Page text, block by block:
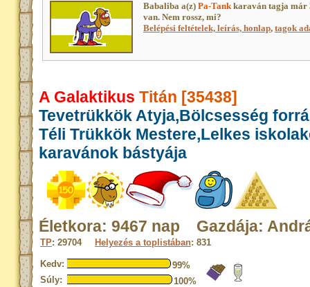
Babaliba a(z) Pa-Tankkaraván tagja már
van. Nem rossz, mi?
Belépési feltételek, leírás, honlap, tagok
A Galaktikus Titán [35438]
Tevetrükkök Atyja,Bölcsesség
Téli Trükkök Mestere,Lelkes
karavánok bástyája
Életkora: 9467 nap Gazdája:
TP: 29704 Helyezés a toplistában: 831
Kedv:
99%
Súly:
100%